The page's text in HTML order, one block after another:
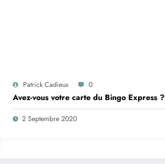
Patrick Cadieux 0
Avez-vous votre carte du Bingo Express ?
2 Septembre 2020